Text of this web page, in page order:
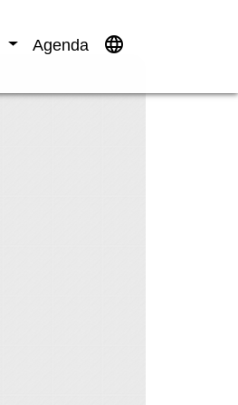
Agenda language